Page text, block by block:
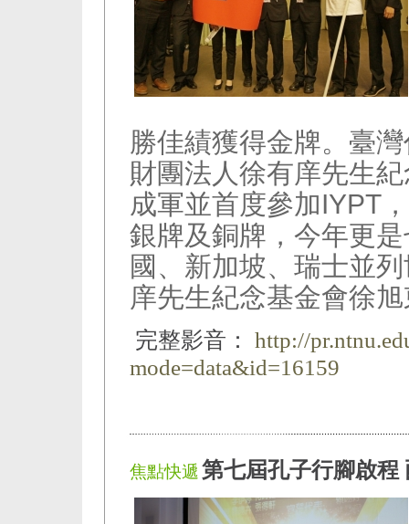
勝佳績獲得金牌。臺
財團法人徐有庠先生
成軍並首度參加IYPT
銀牌及銅牌，今年更
國、新加坡、瑞士並
庠先生紀念基金會徐
完整影音：
http://
mode=data&id=16159
焦點快遞 第七屆孔子行腳啟程